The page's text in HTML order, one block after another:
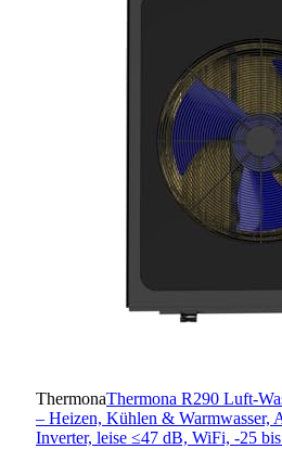
ThermonaThermona R290 Luft-
– Heizen, Kühlen & Warmwasser,
Inverter, leise ≤47 dB, WiFi, -25